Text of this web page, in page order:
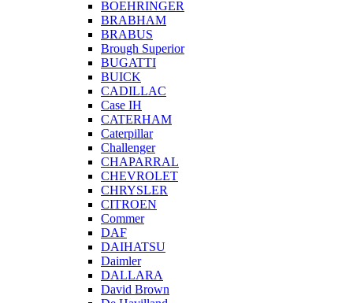
BOEHRINGER
BRABHAM
BRABUS
Brough Superior
BUGATTI
BUICK
CADILLAC
Case IH
CATERHAM
Caterpillar
Challenger
CHAPARRAL
CHEVROLET
CHRYSLER
CITROEN
Commer
DAF
DAIHATSU
Daimler
DALLARA
David Brown